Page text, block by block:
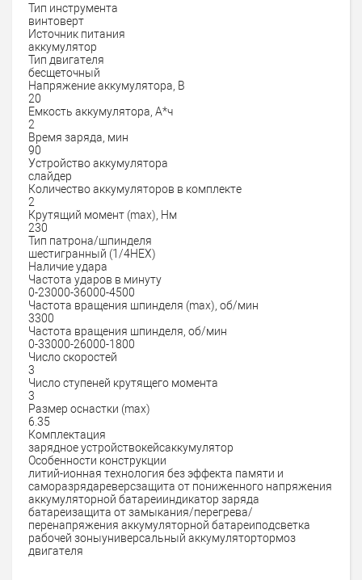
Тип инструмента
винтоверт
Источник питания
аккумулятор
Тип двигателя
бесщеточный
Напряжение аккумулятора, В
20
Емкость аккумулятора, А*ч
2
Время заряда, мин
90
Устройство аккумулятора
слайдер
Количество аккумуляторов в комплекте
2
Крутящий момент (max), Нм
230
Тип патрона/шпинделя
шестигранный (1/4НЕХ)
Наличие удара
Частота ударов в минуту
0-23000-36000-4500
Частота вращения шпинделя (max), об/мин
3300
Частота вращения шпинделя, об/мин
0-33000-26000-1800
Число скоростей
3
Число ступеней крутящего момента
3
Размер оснастки (max)
6.35
Комплектация
зарядное устройствокейсаккумулятор
Особенности конструкции
литий-ионная технология без эффекта памяти и
саморазрядареверсзащита от пониженного напряжения
аккумуляторной батареииндикатор заряда
батареизащита от замыкания/перегрева/
перенапряжения аккумуляторной батареиподсветка
рабочей зоныуниверсальный аккумулятортормоз
двигателя